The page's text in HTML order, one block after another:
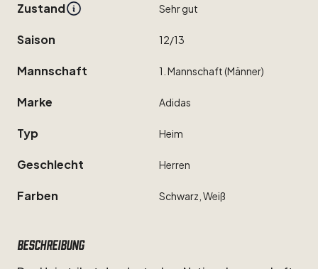
Zustand Sehrgut
Saison 12​/​13
Mannschaft 1. Mannschaft(Männer)
Marke Adidas
Typ Heim
Geschlecht Herren
Farben Schwarz, Weiß
Beschreibung